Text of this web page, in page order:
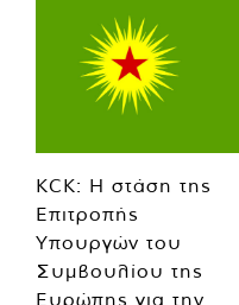
KCK: Η στάση της
Επιτροπής
Υπουργών του
Συμβουλίου της
Ευρώπης για την